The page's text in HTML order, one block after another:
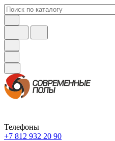
Телефоны
+7 812 932 20 90